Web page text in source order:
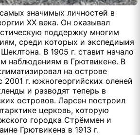
значимых личностей в
XX века. Он оказывал
поддержку многим
среди которых и экспедиыия
В 1905 г. ставит начало
наблюдениям в Грютвикене. В
на острове
2001 г. южногеоргийских оленей
и разводят теперь в
островов. Ларсен построил
церковь, которую
городка Стрёммен и
Грютвикена в 1913 г.